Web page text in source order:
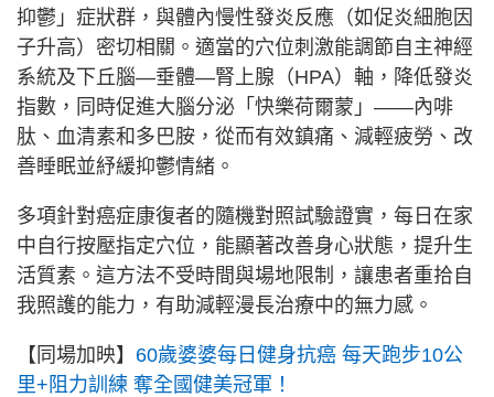
抑鬱」症狀群，與體內慢性發炎反應（如促炎細胞因
子升高）密切相關。適當的穴位刺激能調節自主神經
系統及下丘腦—垂體—腎上腺（HPA）軸，降低發炎
指數，同時促進大腦分泌「快樂荷爾蒙」——內啡
肽、血清素和多巴胺，從而有效鎮痛、減輕疲勞、改
善睡眠並紓緩抑鬱情緒。
多項針對癌症康復者的隨機對照試驗證實，每日在家
中自行按壓指定穴位，能顯著改善身心狀態，提升生
活質素。這方法不受時間與場地限制，讓患者重拾自
我照護的能力，有助減輕漫長治療中的無力感。
【同場加映】 60歲婆婆每日健身抗癌 每天跑步10公
里+阻力訓練 奪全國健美冠軍！